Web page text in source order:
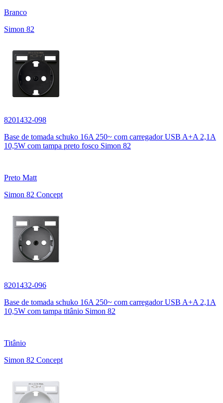
Branco
Simon 82
8201432-098
Base de tomada schuko 16A 250~ com carregador USB A+A 2,1A
10,5W com tampa preto fosco Simon 82
Preto Matt
Simon 82 Concept
8201432-096
Base de tomada schuko 16A 250~ com carregador USB A+A 2,1A
10,5W com tampa titânio Simon 82
Titânio
Simon 82 Concept